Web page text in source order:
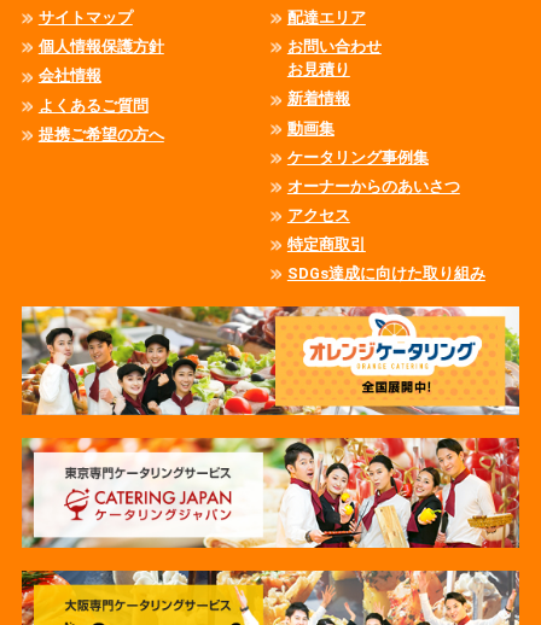
サイトマップ
個人情報保護方針
会社情報
よくあるご質問
提携ご希望の方へ
配達エリア
お問い合わせ
お見積り
新着情報
動画集
ケータリング事例集
オーナーからのあいさつ
アクセス
特定商取引
SDGs達成に向けた取り組み